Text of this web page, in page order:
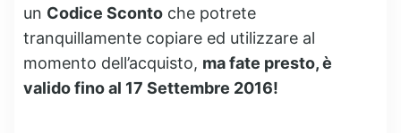
un Codice Sconto che potrete
tranquillamente copiare ed utilizzare al
momento dell’acquisto, ma fate presto, è
valido fino al 17 Settembre 2016!